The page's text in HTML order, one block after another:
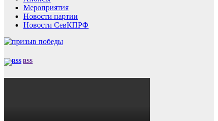
Мероприятия
Новости партии
Новости СевКПРФ
RSS